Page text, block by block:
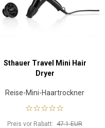
Sthauer Travel Mini Hair
Dryer
Reise-Mini-Haartrockner
Preis vor Rabatt: 47.1 EUR